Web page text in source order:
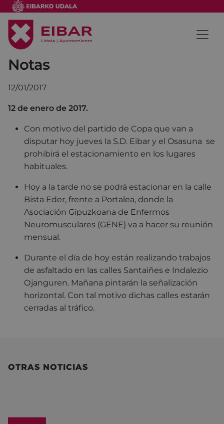
Notas
12/01/2017
12 de enero de 2017.
Con motivo del partido de Copa que van a
disputar hoy jueves la S.D. Eibar y el Osasuna se
prohibirá el estacionamiento en los lugares
habituales.
Hoy a la tarde no se podrá estacionar en la calle
Bista Eder, frente a Portalea, donde la
Asociación Gipuzkoana de Enfermos
Neuromusculares (GENE) va a hacer su reunión
mensual.
Durante el día de hoy están realizando trabajos
de asfaltado en las calles Santaiñes e Indalezio
Ojanguren. Mañana pintarán la señalización
horizontal. Con tal motivo dichas calles estarán
cerradas al tráfico.
OTRAS NOTICIAS